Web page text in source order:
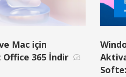
Mac için
365 İndir